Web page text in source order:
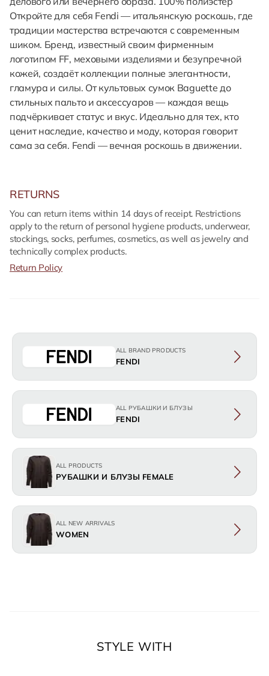
Откройте для себя Fendi — итальянскую роскошь, где
традиции мастерства встречаются с современным
шиком. Бренд, известный своим фирменным
логотипом FF, меховыми изделиями и безупречной
кожей, создаёт коллекции полные элегантности,
гламура и силы. От культовых сумок Baguette до
стильных пальто и аксессуаров — каждая вещь
подчёркивает статус и вкус. Идеально для тех, кто
ценит наследие, качество и моду, которая говорит
сама за себя. Fendi — вечная роскошь в движении.
RETURNS
You can return items within 14 days of receipt. Restrictions
apply to the return of personal hygiene products, underwear,
stockings, socks, perfumes, cosmetics, as well as jewelry and
technically complex products.
Return Policy
ALL BRAND PRODUCTS
FENDI
ALL РУБАШКИ И БЛУЗЫ
FENDI
ALL PRODUCTS
РУБАШКИ И БЛУЗЫ FEMALE
ALL NEW ARRIVALS
WOMEN
STYLE WITH